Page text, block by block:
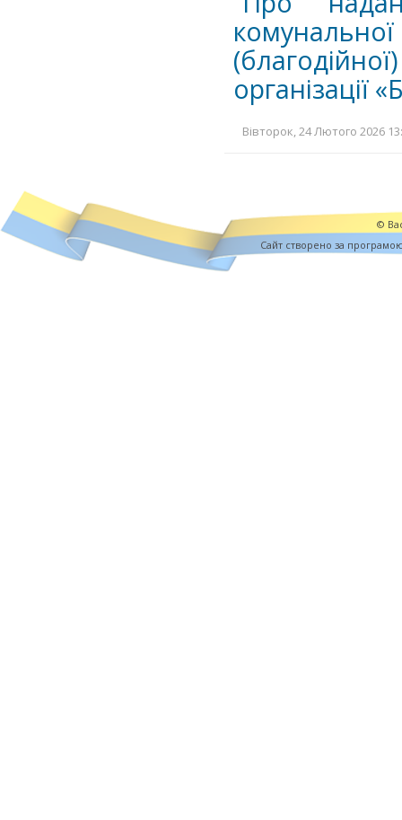
організації
Вівторок, 24 Лютого 2026
©
Cайт створено за